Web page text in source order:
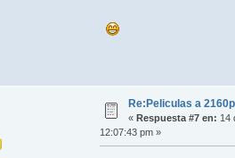
Re:Peliculas a
« Respuesta #7 en: 14
12:07:43 pm »